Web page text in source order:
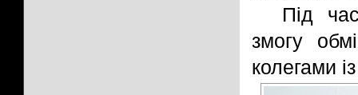
Під
змогу
колегами